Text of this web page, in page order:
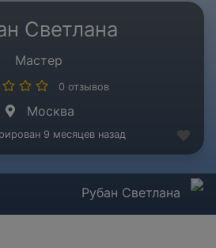
Светлана
Мастер
0 отзывов
Москва
9 месяцев назад
Рубан Светлана